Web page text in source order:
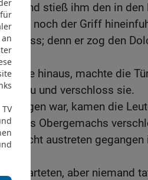
und stieß ihm den in den
noch der Griff
denn er zog den
Halle hinaus, machte die
zu und verschloss sie.
war, kamen die
des Obergemachs
austreten
warteten, aber niemand